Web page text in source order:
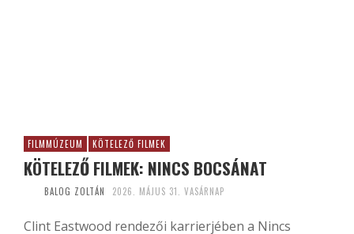
FILMMÚZEUM KÖTELEZŐ FILMEK
KÖTELEZŐ FILMEK: NINCS BOCSÁNAT
BALOG ZOLTÁN 2026. MÁJUS 31. VASÁRNAP
Clint Eastwood rendezői karrierjében a Nincs